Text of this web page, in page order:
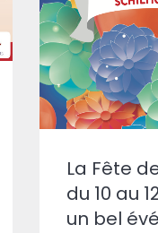
La Fête
du 10 au
un bel